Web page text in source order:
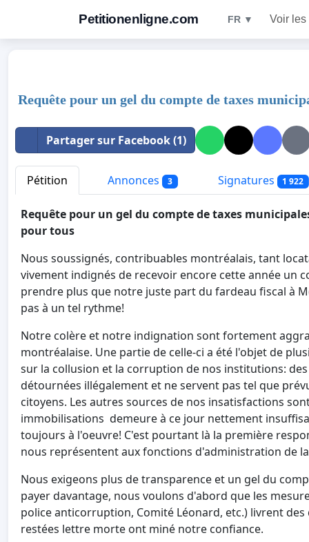
Petitionenligne.com FR ▼ Voir les
Requête pour un gel du compte de taxes
Partager sur Facebook (1)
Pétition Annonces 3 Signatures 1 922
Requête pour un gel du compte de taxes
pour tous
Nous soussignés, contribuables montréalais, tant
vivement indignés de recevoir encore cette année un
prendre plus que notre juste part du fardeau fiscal à
pas à un tel rythme!
Notre colère et notre indignation sont fortement
montréalaise. Une partie de celle-ci a été l'objet de
sur la collusion et la corruption de nos institutions:
détournées illégalement et ne servent pas tel que
citoyens. Les autres sources de nos insatisfactions
immobilisations demeure à ce jour nettement
toujours à l'oeuvre! C'est pourtant là la première
nous représentent aux fonctions d'administration de
Nous exigeons plus de transparence et un gel du
payer davantage, nous voulons d'abord que les
police anticorruption, Comité Léonard, etc.) livrent
restées lettre morte ont miné notre confiance.